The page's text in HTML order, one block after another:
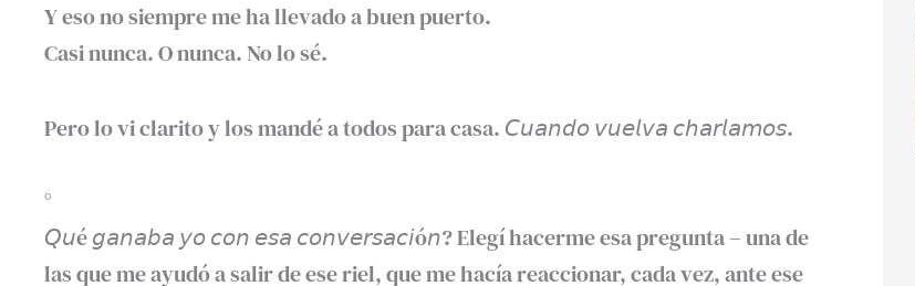
Y eso no siempre me ha llevado a buen puerto. ⁣
Casi nunca. O nunca. No lo sé. ⁣
Pero lo vi clarito y los mandé a todos para casa. 𝘊𝘶𝘢𝘯𝘥𝘰 𝘷𝘶𝘦𝘭𝘷𝘢 𝘤𝘩𝘢𝘳𝘭𝘢𝘮𝘰𝘴.⁣
°⁣
𝘘𝘶é 𝘨𝘢𝘯𝘢𝘣𝘢 𝘺𝘰 𝘤𝘰𝘯 𝘦𝘴𝘢 𝘤𝘰𝘯𝘷𝘦𝘳𝘴𝘢𝘤𝘪ó𝘯? Elegí hacerme esa pregunta – una de
las que me ayudó a salir de ese riel, que me hacía reaccionar, cada vez, ante ese